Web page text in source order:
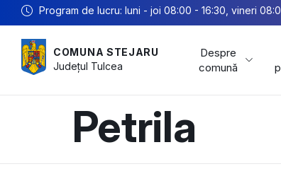
Program de lucru: luni - joi 08:00 - 16:30, vineri
COMUNA STEJARU
Județul Tulcea
Despre
comună
Petrila